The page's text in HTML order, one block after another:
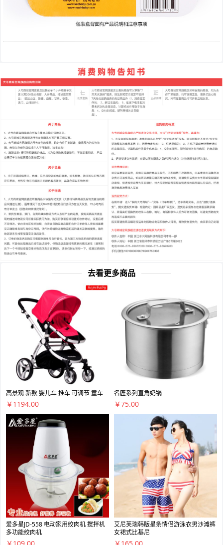
去看更多商品
高景观 新款 婴儿车 推车 可调节 童车
￥1194.00
名匠系列直角奶锅
￥75.00
爱多星JD-558 电动家用绞肉机 搅拌机
多功能绞肉机
艾尼芙瑞韩版星条情侣游泳衣男沙滩裤
女裙式比基尼